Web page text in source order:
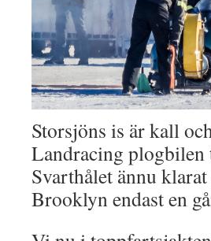
Storsjöns is är kall
Landracing
Svarthålet ännu
Brooklyn endast en